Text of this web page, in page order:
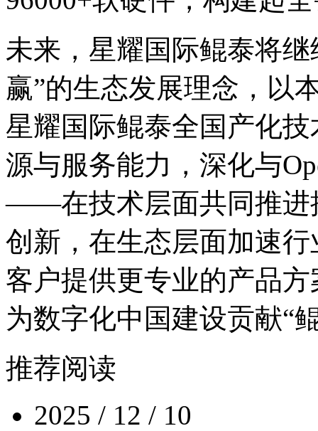
未来，星耀国际鲲泰将
赢”的生态发展理念，以
星耀国际鲲泰全国产化
源与服务能力，深化与
——在技术层面共同推进
创新，在生态层面加速
客户提供更专业的产品方
为数字化中国建设贡献“
推荐阅读
2025 / 12 / 10